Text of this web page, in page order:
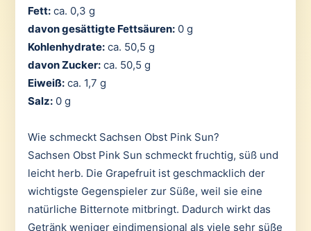
Fett:ca. 0,3 g
davon gesättigte Fettsäuren:0 g
Kohlenhydrate:ca. 50,5 g
davon Zucker:ca. 50,5 g
Eiweiß:ca. 1,7 g
Salz:0 g
Wie schmeckt Sachsen Obst Pink Sun?
Sachsen Obst Pink Sun schmeckt fruchtig, süß und
leicht herb. Die Grapefruit ist geschmacklich der
wichtigste Gegenspieler zur Süße, weil sie eine
natürliche Bitternote mitbringt. Dadurch wirkt das
Getränk weniger eindimensional als viele sehr süße